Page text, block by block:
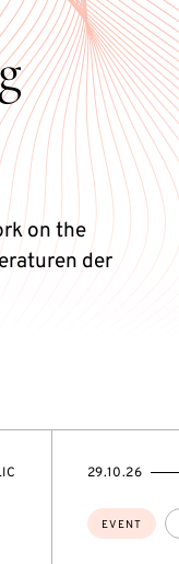
on the
der
Topics:
EVENT
STARTS
29.10.26
ENDS